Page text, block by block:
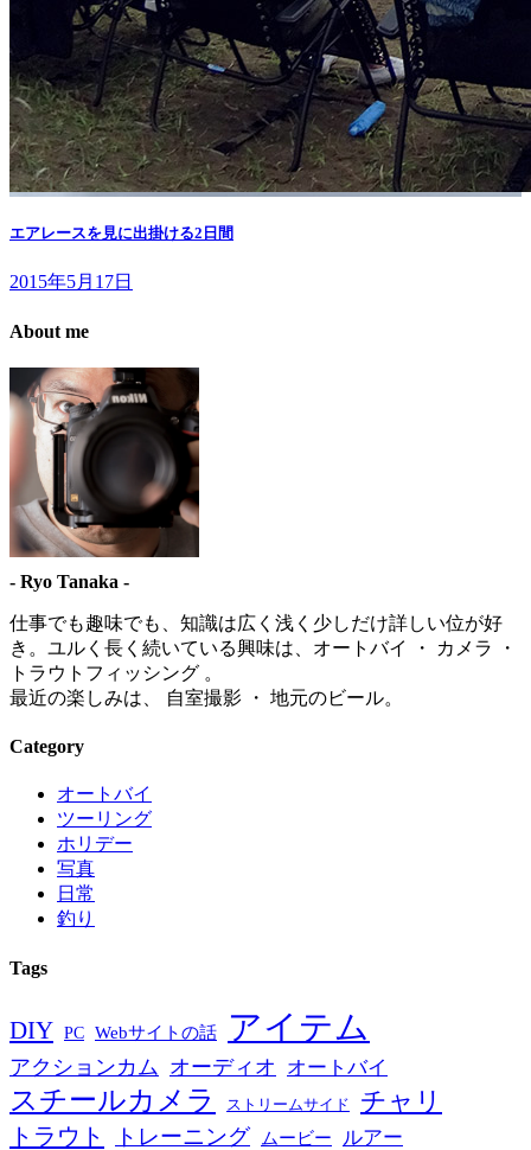
エアレースを見に出掛ける2日間
2015年5月17日
About me
- Ryo Tanaka -
仕事でも趣味でも、知識は広く浅く少しだけ詳しい位が好
き。ユルく長く続いている興味は、オートバイ ・ カメラ ・
トラウトフィッシング 。
最近の楽しみは、 自室撮影 ・ 地元のビール。
Category
オートバイ
ツーリング
ホリデー
写真
日常
釣り
Tags
DIY PC Webサイトの話 アイテム
アクションカム オーディオ オートバイ
スチールカメラ ストリームサイド チャリ
トラウト トレーニング ムービー
ルアー